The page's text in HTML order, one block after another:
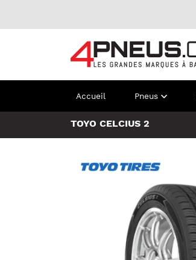
Accueil Pneus
TOYO CELCIUS 2